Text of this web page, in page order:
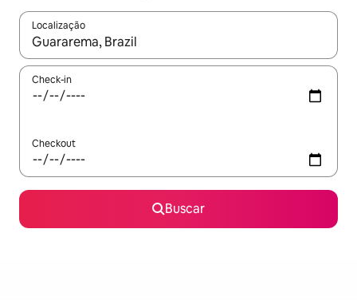
Localização
Quando os resultados estiverem disponíveis, explore-os
Check-in
Checkout
Buscar